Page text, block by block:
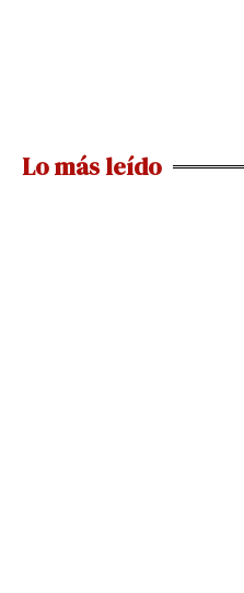
Lo más leído